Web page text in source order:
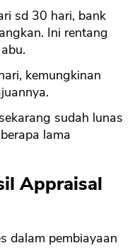
sd 30 hari, bank
Ini rentang
kemungkinan
sudah lunas
lama
Appraisal
dalam pembiayaan